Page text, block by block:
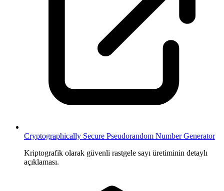
Cryptographically Secure Pseudorandom Number Generator
Kriptografik olarak güvenli rastgele sayı üretiminin detaylı
açıklaması.